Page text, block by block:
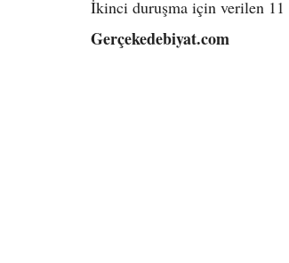
İkinci duruşma için verilen 11
Gerçekedebiyat.com